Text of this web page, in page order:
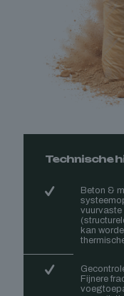
Technische
Beton &
kan
Fijnere